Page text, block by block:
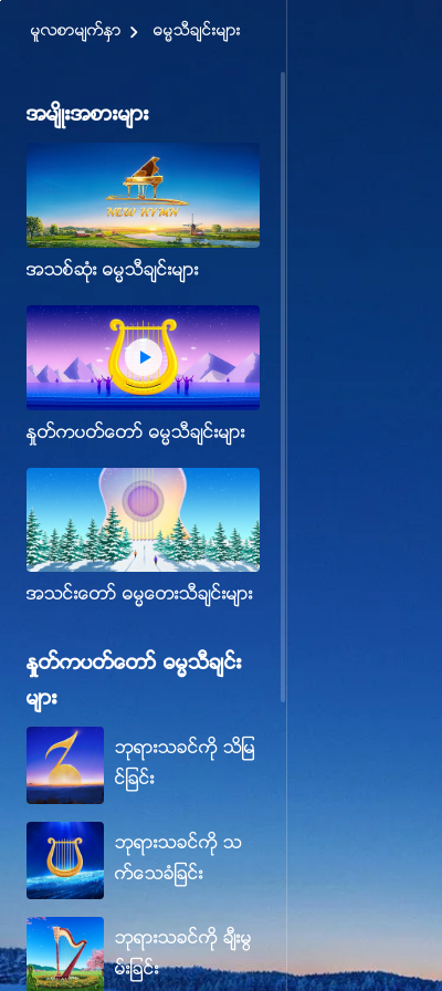
မူလစာမ်က္ႏွာ ဓမၼသီခ်င္းမ်ား
အမ်ိဳးအစားမ်ား
အသစ္ဆုံး ဓမၼသီခ်င္းမ်ား
ႏႈတ္ကပတ္ေတာ္ ဓမၼသီခ်င္းမ်ား
အသင္းေတာ္ ဓမၼေတးသီခ်င္းမ်ား
ႏႈတ္ကပတ္ေတာ္ ဓမၼသီခ်င္း
မ်ား
ဘုရားသခင္ကို သိျမ
င္ျခင္း
ဘုရားသခင္ကို သ
က္ေသခံျခင္း
ဘုရားသခင္ကို ခ်ီးမြ
မ္းျခင္း